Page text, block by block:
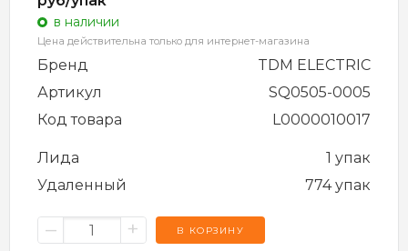
в наличии
Цена действительна только для интернет-магазина
Бренд
TDM ELECTRIC
Артикул
SQ0505-0005
Код товара
L0000010017
Лида
1 упак
Удаленный
774 упак
– + В КОРЗИНУ